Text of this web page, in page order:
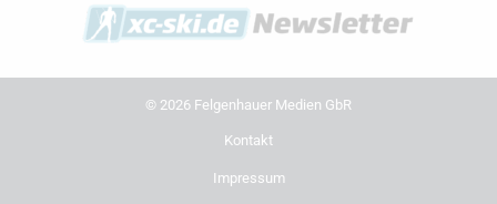
© 2026 Felgenhauer Medien GbR
Kontakt
Impressum